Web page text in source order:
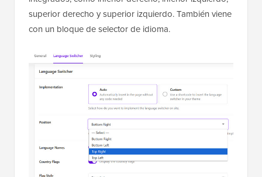
superior derecho y superior izquierdo. También viene
con un bloque de selector de idioma.